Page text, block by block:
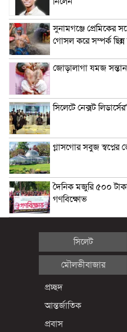
সুনামগঞ্জে প্রেমিকের
গোসল করে সম্পর্ক ছিন্ন
জোড়ালাগা যমজ সন্তান
সিলেটে নেক্সট
গ্লাসগোর সবুজ
দৈনিক মজুরি ৫০০
গণবিক্ষোভ
সিলেট
মৌলভীবাজার
প্রচ্ছদ
আন্তর্জাতিক
প্রবাস